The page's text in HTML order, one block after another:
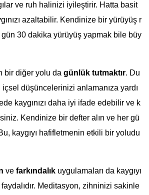
ve ruh halinizi iyileştirir. Hatta basit
azaltabilir. Kendinize bir yürüyüş r
30 dakika yürüyüş yapmak bile büy
bir diğer yolu da günlük tutmaktır. Du
içsel düşüncelerinizi anlamanıza yardı
kaygınızı daha iyi ifade edebilir ve k
Kendinize bir defter alın ve her gü
kaygıyı hafifletmenin etkili bir yoludu
ve farkındalık uygulamaları da kaygıyı
Meditasyon, zihninizi sakinle